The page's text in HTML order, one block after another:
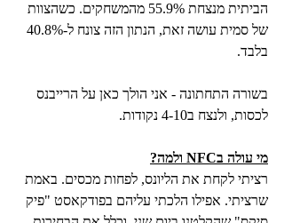
הביתית מנצחת 55.9% מהמשחקים. כשהצוות
בלבד.
בשורה התחתונה - אני הולך כאן על הרייבנס
לכסות, ולנצח ב4-10 נקודות.
מי עולה בNFC ולמה?
רציתי לקחת את הליונס, לפחות מכסים. באמת
שרציתי. אפילו הלכתי עליהם בפודקאסט "פיק